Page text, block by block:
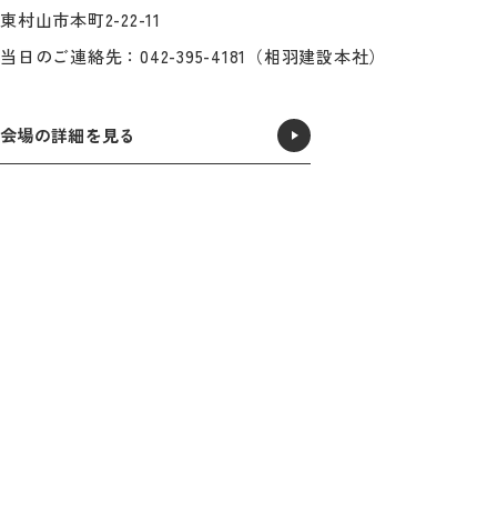
東村山市本町2-22-11
当日のご連絡先：042-395-4181（相羽建設本社）
会場の詳細を見る